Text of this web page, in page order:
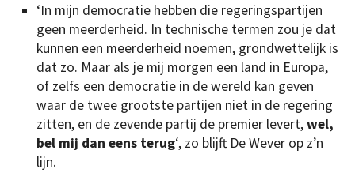
‘In mijn democratie hebben die regeringspartijen
geen meerderheid. In technische termen zou je dat
kunnen een meerderheid noemen, grondwettelijk is
dat zo. Maar als je mij morgen een land in Europa,
of zelfs een democratie in de wereld kan geven
waar de twee grootste partijen niet in de regering
zitten, en de zevende partij de premier levert,wel,
bel mij dan eens terug‘, zo blijft De Wever op z’n
lijn.